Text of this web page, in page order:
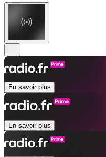
En savoir plus
En savoir plus